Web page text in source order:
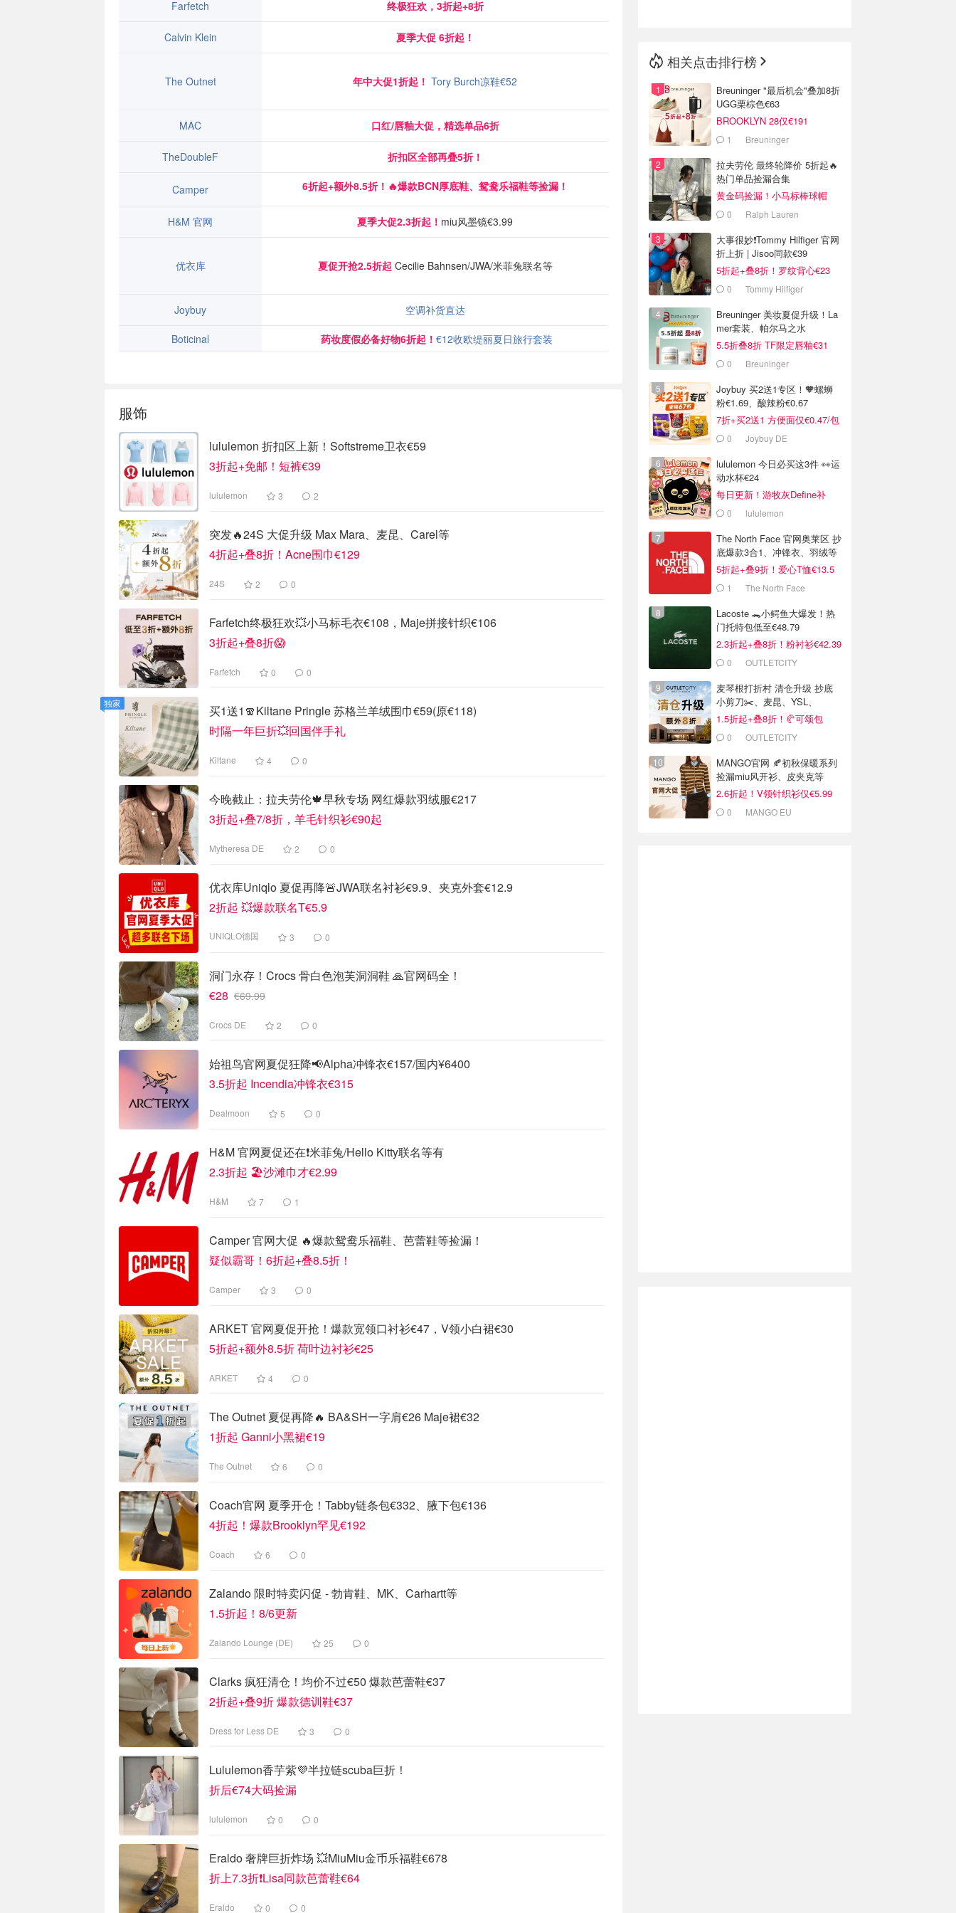
Farfetch 终极狂欢，3折起+8折
Calvin Klein 夏季大促 6折起！
The Outnet 年中大促1折起！ Tory Burch凉鞋€52
MAC 口红/唇釉大促，精选单品6折
TheDoubleF 折扣区全部再叠5折！
Camper 6折起+额外8.5折！🔥爆款BCN厚底鞋、鸳鸯乐福鞋等捡漏！
H&M 官网 夏季大促2.3折起！ miu风墨镜€3.99
优衣库 夏促开抢2.5折起 Cecilie Bahnsen/JWA/米菲兔联名等
Joybuy 空调补货直达
Boticinal 药妆度假必备好物6折起！ €12收欧缇丽夏日旅行套装
服饰
服饰
lululemon 折扣区上新！Softstreme卫衣€59
3折起+免邮！短裤€39
lululemon 3 2
突发🔥24S 大促升级 Max Mara、麦昆、Carel等
4折起+叠8折！Acne围巾€129
24S 2 0
Farfetch终极狂欢💥小马标毛衣€108，Maje拼接针织€106
3折起+叠8折😱
Farfetch 0 0
独家
买1送1🧣Kiltane Pringle 苏格兰羊绒围巾€59(原€118)
时隔一年巨折💥回国伴手礼
Kiltane 4 0
今晚截止：拉夫劳伦🍁早秋专场 网红爆款羽绒服€217
3折起+叠7/8折，羊毛针织衫€90起
Mytheresa DE 2 0
优衣库Uniqlo 夏促再降🚨JWA联名衬衫€9.9、夹克外套€12.9
2折起 💥爆款联名T€5.9
UNIQLO德国 3 0
洞门永存！Crocs 骨白色泡芙洞洞鞋 🙏官网码全！
€28 €69.99
Crocs DE 2 0
始祖鸟官网夏促狂降📢Alpha冲锋衣€157/国内¥6400
3.5折起 Incendia冲锋衣€315
Dealmoon 5 0
H&M 官网夏促还在❗️米菲兔/Hello Kitty联名等有
2.3折起 🏖️沙滩巾才€2.99
H&M 7 1
Camper 官网大促 🔥爆款鸳鸯乐福鞋、芭蕾鞋等捡漏！
疑似霸哥！6折起+叠8.5折！
Camper 3 0
ARKET 官网夏促开抢！爆款宽领口衬衫€47，V领小白裙€30
5折起+额外8.5折 荷叶边衬衫€25
ARKET 4 0
The Outnet 夏促再降🔥 BA&SH一字肩€26 Maje裙€32
1折起 Ganni小黑裙€19
The Outnet 6 0
Coach官网 夏季开仓！Tabby链条包€332、腋下包€136
4折起！爆款Brooklyn罕见€192
Coach 6 0
Zalando 限时特卖闪促 - 勃肯鞋、MK、Carhartt等
1.5折起！8/6更新
Zalando Lounge (DE) 25 0
Clarks 疯狂清仓！均价不过€50 爆款芭蕾鞋€37
2折起+叠9折 爆款德训鞋€37
Dress for Less DE 3 0
Lululemon香芋紫💜半拉链scuba巨折！
折后€74大码捡漏
lululemon 0 0
Eraldo 奢牌巨折炸场 💥MiuMiu金币乐福鞋€678
折上7.3折❗️Lisa同款芭蕾鞋€64
Eraldo 0 0
相关点击排行榜
Breuninger "最后机会"叠加8折
UGG栗棕色€63
BROOKLYN 28仅€191
1 Breuninger
拉夫劳伦 最终轮降价 5折起🔥
热门单品捡漏合集
黄金码捡漏！小马标棒球帽
€280 Ralph Lauren
大事很妙❗️Tommy Hilfiger 官网
折上折 | Jisoo同款€39
5折起+叠8折！罗纹背心€23
0 Tommy Hilfiger
Breuninger 美妆夏促升级！La
mer套装、帕尔马之水
5.5折叠8折 TF限定唇釉€31
0 Breuninger
Joybuy 买2送1专区！🧡螺蛳
粉€1.69、酸辣粉€0.67
7折+买2送1 方便面仅€0.47/包
0 Joybuy DE
lululemon 今日必买这3件 👀运
动水杯€24
每日更新！游牧灰Define补
货！0 lululemon
The North Face 官网奥莱区 抄
底爆款3合1、冲锋衣、羽绒等
5折起+叠9折！爱心T恤€13.5
1 The North Face
Lacoste 🐊小鳄鱼大爆发！热
门托特包低至€48.79
2.3折起+叠8折！粉衬衫€42.39
0
OUTLETCITY
麦琴根打折村 清仓升级 抄底
小剪刀✂️、麦昆、YSL、
Barbour等
1.5折起+叠8折！🥐可颂包
€44.79
0
OUTLETCITY
MANGO官网 🍂初秋保暖系列
捡漏miu风开衫、皮夹克等
2.6折起！V领针织衫仅€5.99
0 MANGO EU